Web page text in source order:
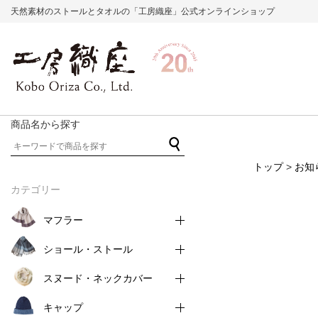
天然素材のストールとタオルの「工房織座」公式オンラインショップ
トップ> お知
商品名から探す
カテゴリー
マフラー
ショール・ストール
スヌード・ネックカバー
キャップ